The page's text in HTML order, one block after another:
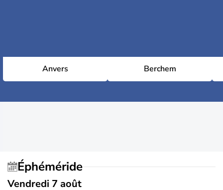
Anvers Berchem
Éphéméride
Vendredi 7 août